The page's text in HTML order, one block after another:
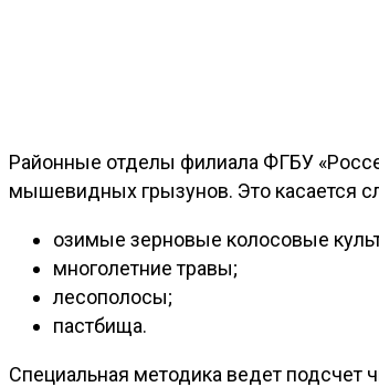
Районные отделы филиала ФГБУ
мышевидных грызунов. Это касается
озимые зерновые колосовые
многолетние травы;
лесополосы;
пастбища.
Специальная методика ведет